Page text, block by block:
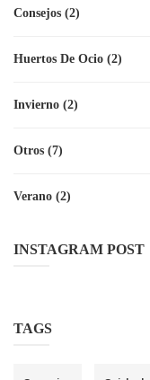
Consejos (2)
Huertos De Ocio (2)
Invierno (2)
Otros (7)
Verano (2)
INSTAGRAM POST
TAGS